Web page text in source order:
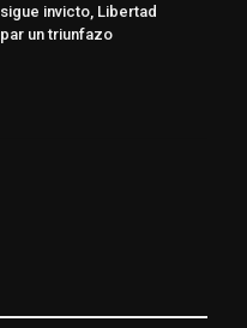
invicto, Libertad
un triunfazo